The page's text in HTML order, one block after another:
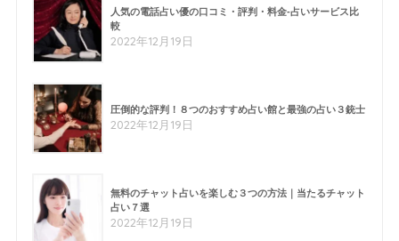
人気の電話占い優の口コミ・評判・料金-占いサービス比
較
2022年12月19日
圧倒的な評判！８つのおすすめ占い館と最強の占い３銃士
2022年12月19日
無料のチャット占いを楽しむ３つの方法｜当たるチャット
占い７選
2022年12月19日